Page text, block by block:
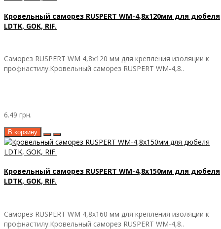
Кровельный саморез RUSPERT WM-4,8х120мм для дюбеля
LDTK, GOK, RIF.
Саморез RUSPERT WM 4,8х120 мм для крепления изоляции к
профнастилу.Кровельный саморез RUSPERT WM-4,8..
6.49 грн.
В корзину
Кровельный саморез RUSPERT WM-4,8х150мм для дюбеля
LDTK, GOK, RIF.
Саморез RUSPERT WM 4,8х160 мм для крепления изоляции к
профнастилу.Кровельный саморез RUSPERT WM-4,8..